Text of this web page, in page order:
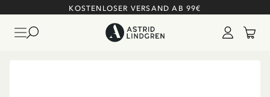
KOSTENLOSER VERSAND AB 99€